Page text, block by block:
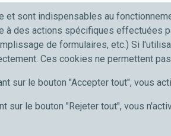
et sont indispensables au
à des actions spécifiques
de formulaires, etc.) Si
Ces cookies ne permettent
sur le bouton "Accepter tout", vous
sur le bouton "Rejeter tout", vous